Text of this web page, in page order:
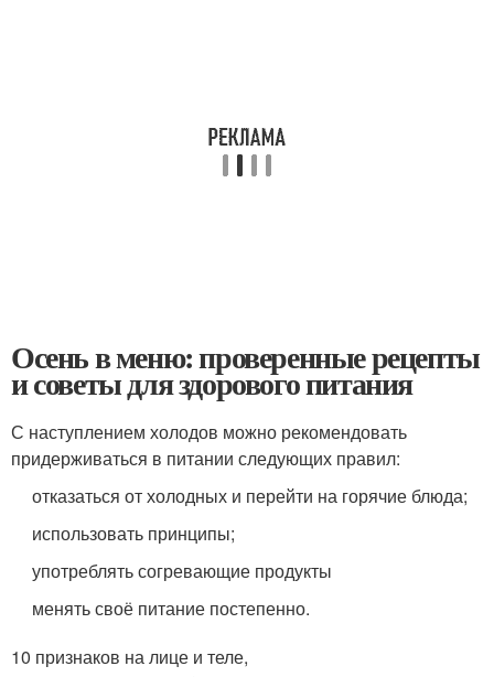
Осень в меню: проверенные рецепты
и советы для здорового питания
С наступлением холодов можно рекомендовать
придерживаться в питании следующих правил:
отказаться от холодных и перейти на горячие блюда;
использовать принципы;
употреблять согревающие продукты
менять своё питание постепенно.
10 признаков на лице и теле,